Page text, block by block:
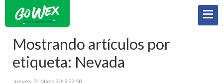
Mostrando artículos por
etiqueta: Nevada
Jueves, 31 Mayo 2018 22:58